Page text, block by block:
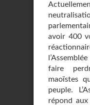
avoir 400
faire
maoïstes
peuple.
répond